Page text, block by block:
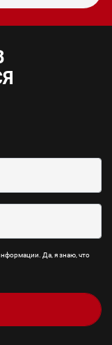
Да, я знаю, что